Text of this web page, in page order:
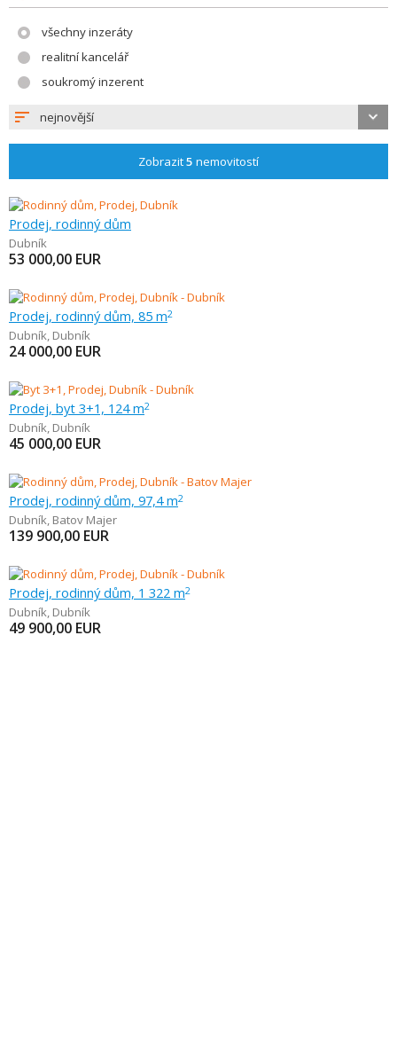
všechny inzeráty
realitní kancelář
soukromý inzerent
nejnovější
Zobrazit5 nemovitostí
Prodej, rodinný dům
Dubník
53 000,00 EUR
Prodej, rodinný dům, 85 m2
Dubník, Dubník
24 000,00 EUR
Prodej, byt 3+1, 124 m2
Dubník, Dubník
45 000,00 EUR
Prodej, rodinný dům, 97,4 m2
Dubník, Batov Majer
139 900,00 EUR
Prodej, rodinný dům, 1 322 m2
Dubník, Dubník
49 900,00 EUR